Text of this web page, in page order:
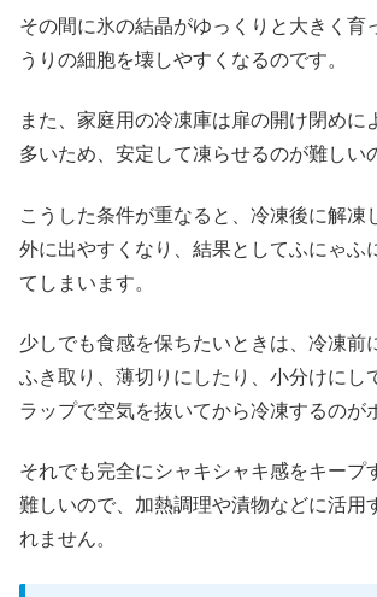
その間に氷の結晶がゆっくりと大きく育
うりの細胞を壊しやすくなるのです。
また、家庭用の冷凍庫は扉の開け閉めに
多いため、安定して凍らせるのが難しい
こうした条件が重なると、冷凍後に解凍
外に出やすくなり、結果としてふにゃふ
てしまいます。
少しでも食感を保ちたいときは、冷凍前
ふき取り、薄切りにしたり、小分けにし
ラップで空気を抜いてから冷凍するのが
それでも完全にシャキシャキ感をキープ
難しいので、加熱調理や漬物などに活用
れません。